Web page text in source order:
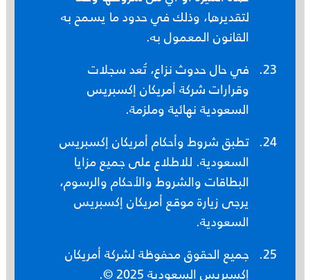
لتقديرها، وذلك في حدود ما يسمح به
القانون المعمول به.
في حال حدوث نزاع، تُعد سجلات
وقرارات شركة أمريكان إكسبريس
السعودية نهائية وملزمة.
تطبق شروط وأحكام أمريكان إكسبريس
السعودية. للاطلاع على جميع مزايا
البطاقات والشروط والأحكام والرسوم،
يرجى زيارة موقع أمريكان إكسبريس
السعودية.
جميع الحقوق محفوظة لشركة أمريكان
إكسبريس السعودية 2025 ©.